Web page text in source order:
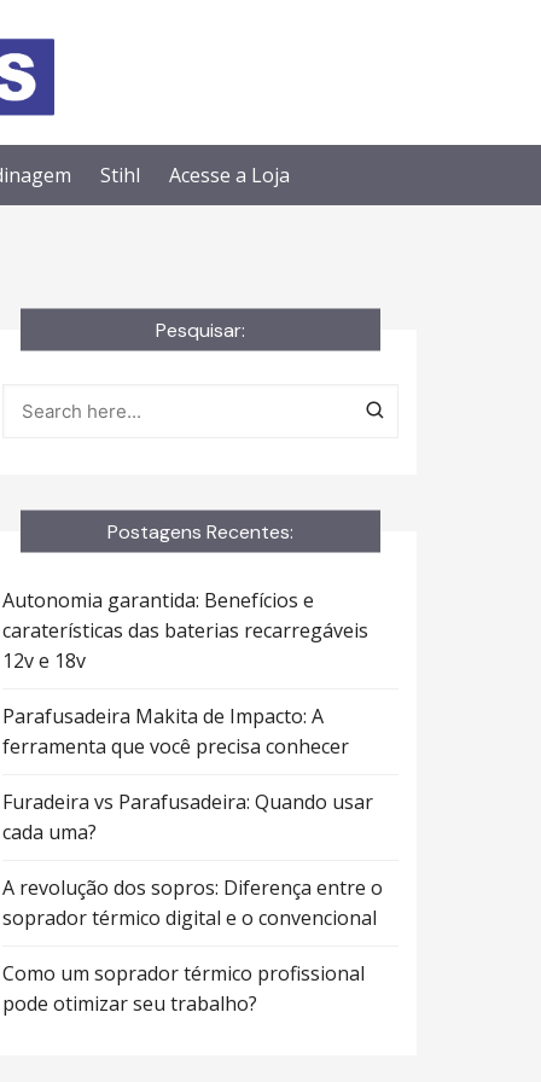
Stihl Acesse a Loja
Pesquisar:
Postagens Recentes:
Autonomia garantida: Benefícios e
caraterísticas das baterias recarregáveis
12v e 18v
Parafusadeira Makita de Impacto: A
ferramenta que você precisa conhecer
Furadeira vs Parafusadeira: Quando usar
cada uma?
A revolução dos sopros: Diferença entre o
soprador térmico digital e o convencional
Como um soprador térmico profissional
pode otimizar seu trabalho?